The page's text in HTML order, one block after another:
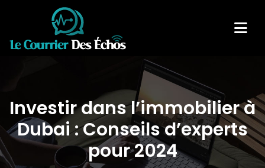
Investir dans l’immobilier à
Dubai : Conseils d’experts
pour 2024